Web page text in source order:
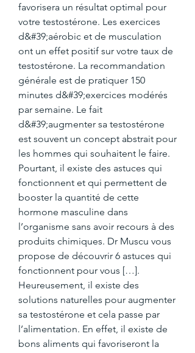
favorisera un résultat optimal pour
votre testostérone. Les exercices
d&#39;aérobic et de musculation
ont un effet positif sur votre taux de
testostérone. La recommandation
générale est de pratiquer 150
minutes d&#39;exercices modérés
par semaine. Le fait
d&#39;augmenter sa testostérone
est souvent un concept abstrait pour
les hommes qui souhaitent le faire.
Pourtant, il existe des astuces qui
fonctionnent et qui permettent de
booster la quantité de cette
hormone masculine dans
l’organisme sans avoir recours à des
produits chimiques. Dr Muscu vous
propose de découvrir 6 astuces qui
fonctionnent pour vous […].
Heureusement, il existe des
solutions naturelles pour augmenter
sa testostérone et cela passe par
l’alimentation. En effet, il existe de
bons aliments qui favoriseront la